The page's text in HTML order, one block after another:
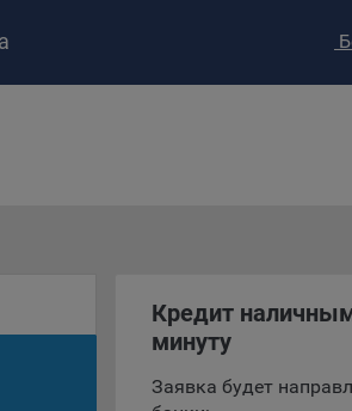
–
Кредит
минуту
Заявка будет